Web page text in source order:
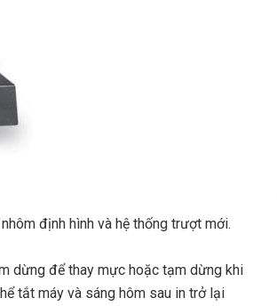
định hình và hệ thống trượt mới.
dừng để thay mực hoặc tạm dừng khi
tắt máy và sáng hôm sau in trở lại